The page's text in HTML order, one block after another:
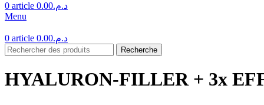
0 article د.م.0.00
Menu
0 article د.م.0.00
Recherche
HYALURON-FILLER + 3x